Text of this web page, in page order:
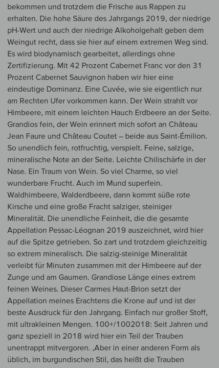
bekommen und trotzdem die Frische aus Rappen zu
erhalten. Die hohe Säure des Jahrgangs 2019, der niedrige
pH-Wert und auch der niedrige Alkoholgehalt geben dem
Weingut recht, dass sie hier auf einem extremen Weg sind.
Es wird biodynamisch gearbeitet, allerdings ohne
Zertifizierung. Mit 42 Prozent Cabernet Franc vor den 31
Prozent Cabernet Sauvignon haben wir hier eine
eindeutige Dominanz. Eine Cuvée, wie sie eigentlich nur
am Rechten Ufer vorkommen kann. Der Wein strahlt vor
Himbeere, mit einem leichten Hauch Erdbeere an der Seite.
Grandios fein, der Wein erinnert mich sofort an Château
Jean Faure und Château Coutet – beide aus Saint-Émilion.
So unendlich fein, rotfruchtig, verspielt. Feine, salzige,
mineralische Note an der Seite. Leichte Chilischärfe in der
Nase. Ein Traum von Wein. So viel Charme, so viel
wunderbare Frucht. Auch im Mund superfein.
Waldhimbeere, Walderdbeere, dann kommt süße rote
Kirsche und eine große Fracht salziger, steiniger
Mineralität. Die unendliche Feinheit, die die gesamte
Appellation Pessac-Léognan 2019 auszeichnet, wird hier
auf die Spitze getrieben. So zart und trotzdem gleichzeitig
so extrem mineralisch. Die salzig-steinige Mineralität
verleibt für Minuten zusammen mit der Himbeere auf der
Zunge und am Gaumen. Grandiose Länge eines extrem
feinen Weines. Dieser Carmes Haut-Brion setzt der
Appellation meines Erachtens die Krone auf und ist der
beste Ausdruck für den Jahrgang. Einfach nur großer Stoff,
mit ultrakleinen Mengen. 100+/1002018: Seit Jahren und
ganz speziell in 2018 wird hier ein Teil der Trauben
unentrappt mitvergoren. ,Aber in einer anderen Form als
üblich, im burgundischen Stil, das heißt die Trauben